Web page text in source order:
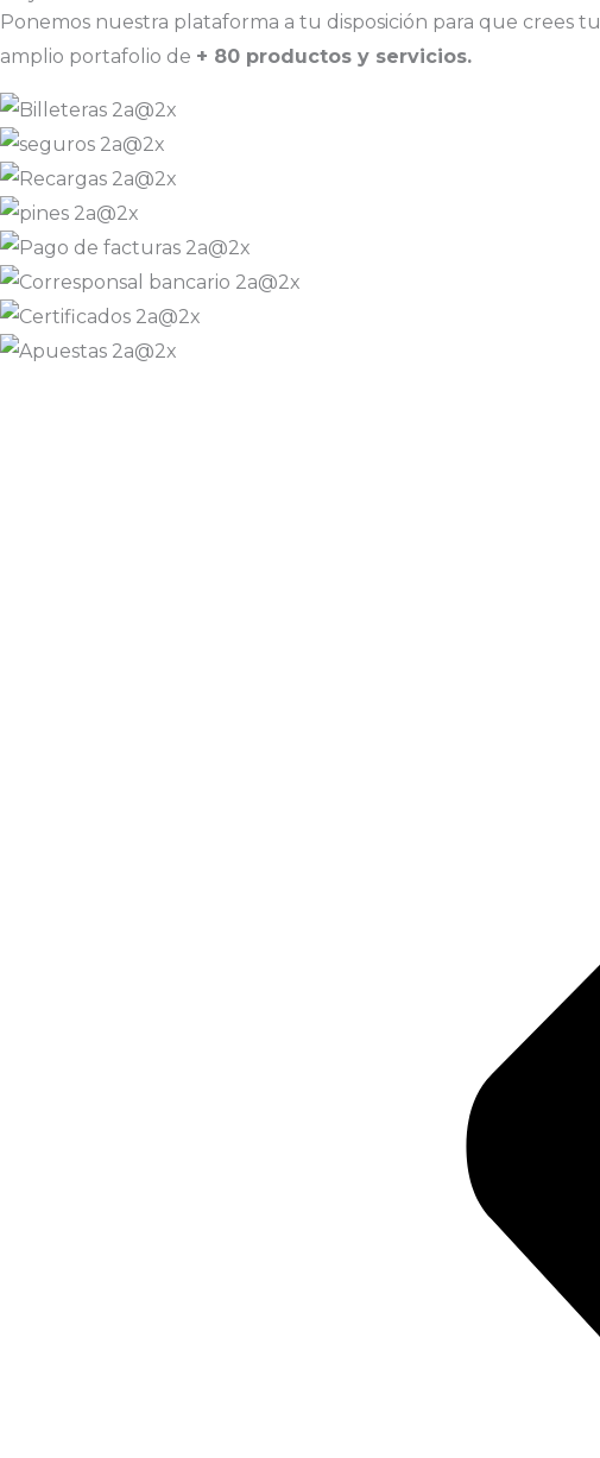
Ponemos nuestra plataforma a tu disposición para que crees tu
amplio portafolio de + 80 productos y servicios.